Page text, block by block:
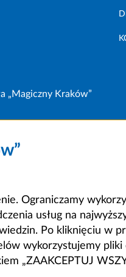
„Magiczny Kraków”
Ograniczamy
usług na
Po kliknięciu w
wykorzystujemy pliki
„ZAAKCEPTUJ